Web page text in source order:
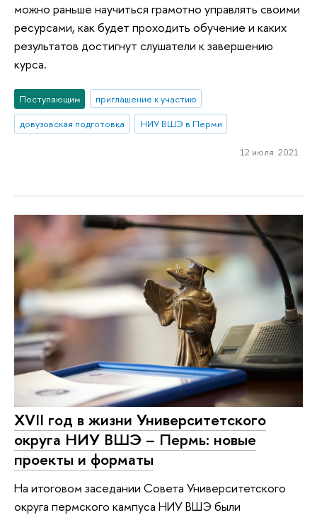
можно раньше научиться грамотно управлять своими
ресурсами, как будет проходить обучение и каких
результатов достигнут слушатели к завершению
курса.
Поступающим
приглашение к участию
довузовская подготовка
НИУ ВШЭ в Перми
12 июля 2021
XVII год в жизни Университетского
округа НИУ ВШЭ – Пермь: новые
проекты и форматы
На итоговом заседании Совета Университетского
округа пермского кампуса НИУ ВШЭ были